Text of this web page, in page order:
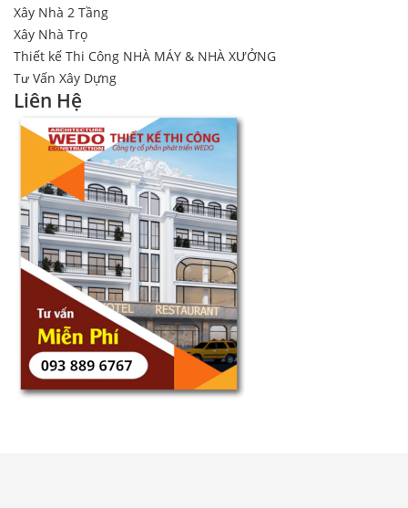
Xây Nhà 2 Tầng
Xây Nhà Trọ
Thiết kế Thi Công NHÀ MÁY & NHÀ XƯỞNG
Tư Vấn Xây Dựng
Liên Hệ